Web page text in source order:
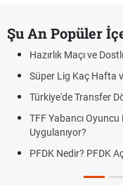
Şu An Popüler
Hazırlık Maçı ve
Süper Lig Kaç Hafta
Türkiye'de Transfer
TFF Yabancı Oyuncu
Uygulanıyor?
PFDK Nedir? PFDK